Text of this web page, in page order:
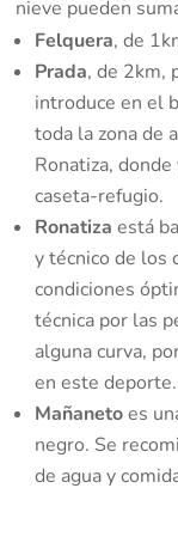
nieve pueden
Felquera, de
Prada, de 2km,
introduce en el
toda la zona de
Ronatiza,
caseta-refugio.
Ronatiza está
y técnico de los
condiciones
técnica por las
alguna curva,
en este deporte.
Mañanetoes
negro. Se
de agua y